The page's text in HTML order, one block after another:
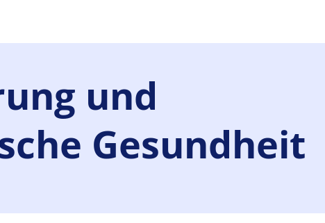
und
Gesundheit